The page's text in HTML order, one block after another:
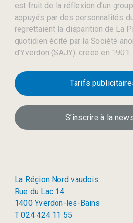
est fruit de la réflexion d’un
appuyés par des personnalités
regrettaient la disparition de La
quotidien édité par la Société
d’Yverdon (SAJY), créée en 1901.
Tarifs
S’inscrire à la
La Région Nord vaudois
Rue du Lac 14
1400 Yverdon-les-Bains
T 024 424 11 55